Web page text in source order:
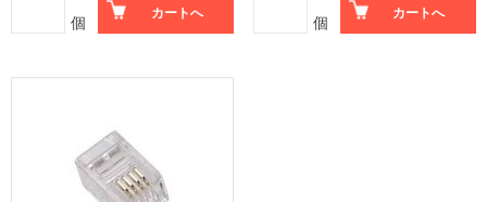
個 カートへ 個 カートへ